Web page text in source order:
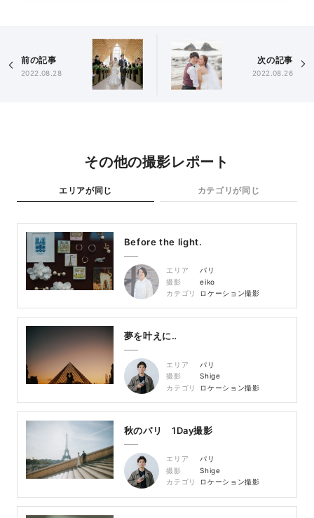
前の記事
2022.08.28
次の記事
2022.08.26
その他の撮影レポート
エリアが同じ カテゴリが同じ
Before the light.
エリア
パリ
撮影
eiko
カテゴリ
ロケーション撮影
夢を叶えに‥
エリア
パリ
撮影
Shige
カテゴリ
ロケーション撮影
秋のパリ 1Day撮影
エリア
パリ
撮影
Shige
カテゴリ
ロケーション撮影